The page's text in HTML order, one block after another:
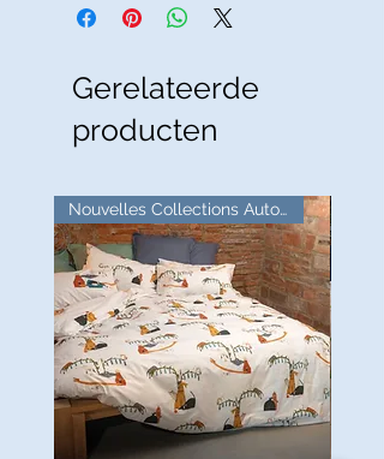
Gerelateerde
producten
Nouvelles Collections Automne